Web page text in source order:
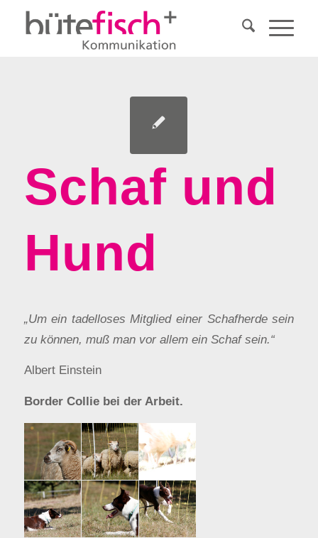
Schaf und
Hund
„Um ein tadelloses Mitglied einer Schafherde sein
zu können, muß man vor allem ein Schaf sein.“
Albert Einstein
Border Collie bei der Arbeit.